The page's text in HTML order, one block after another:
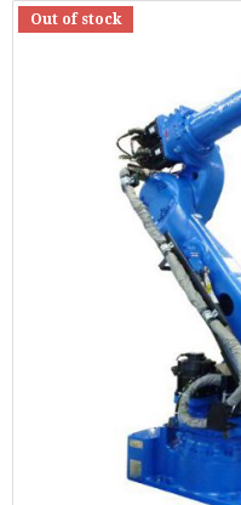
Out of stock